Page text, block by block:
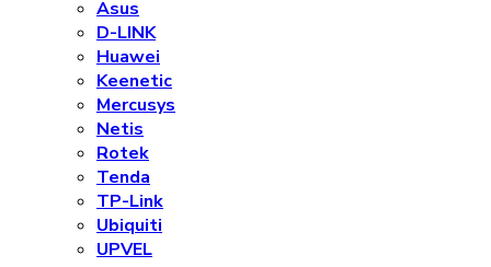
Asus
D-LINK
Huawei
Keenetic
Mercusys
Netis
Rotek
Tenda
TP-Link
Ubiquiti
UPVEL